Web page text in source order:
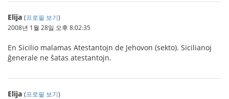
Elija (프로필 보기)
2008년 1월 28일 오후 8:02:35
En Sicilio malamas Atestantojn de Jehovon (sekto). Sicilianoj
ĝenerale ne ŝatas atestantojn.
Elija (프로필 보기)